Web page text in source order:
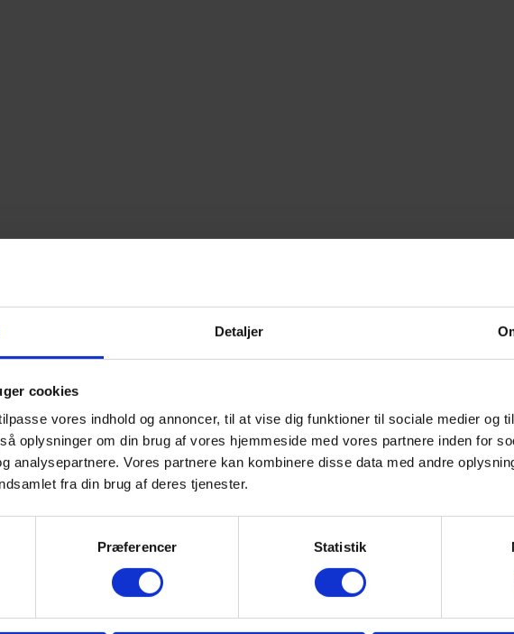
Detaljer
cookies
vores indhold og annoncer, til at vise dig funktioner til sociale medier og
oplysninger om din brug af vores hjemmeside med vores partnere inden for
analysepartnere. Vores partnere kan kombinere disse data med andre
fra din brug af deres tjenester.
Præferencer Statistik